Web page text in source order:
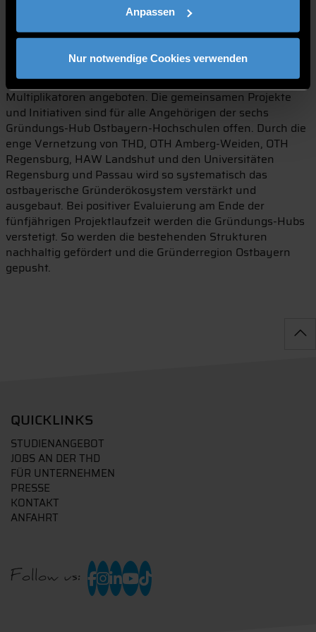
Anpassen
Nur notwendige Cookies verwenden
etablieren. Diese stellen dann für jede
gründungsinteressierte Person und jedes Gründungsteam
die passenden Angebote aus den Verbundhochschulen
zusammen. Des weiteren werden im Rahmen des
Konzepts ein Modul zu „Entrepreneurial Finance“ sowie
Qualifizierungsangebote auch für Entrepreneurship-
Multiplikatoren angeboten. Die gemeinsamen Projekte
und Initiativen sind für alle Angehörigen der sechs
Gründungs-Hub Ostbayern-Hochschulen offen. Durch die
enge Vernetzung von THD, OTH Amberg-Weiden, OTH
Regensburg, HAW Landshut und den Universitäten
Regensburg und Passau wird so systematisch das
ostbayerische Gründerökosystem verstärkt und
ausgebaut. Bei positiver Evaluierung am Ende der
fünfjährigen Projektlaufzeit werden die Gründungs-Hubs
verstetigt. So werden die bestehenden Strukturen
nachhaltig gefördert und die Gründerregion Ostbayern
gepusht.
QUICKLINKS
STUDIENANGEBOT
JOBS AN DER THD
FÜR UNTERNEHMEN
PRESSE
KONTAKT
ANFAHRT
Follow us: